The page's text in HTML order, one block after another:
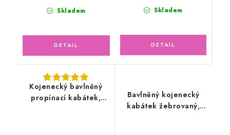
Skladem Skladem
Kojenecký bavlněný
propínací kabátek,
Bavlněný kojenecký
kabátek žebrovaný,